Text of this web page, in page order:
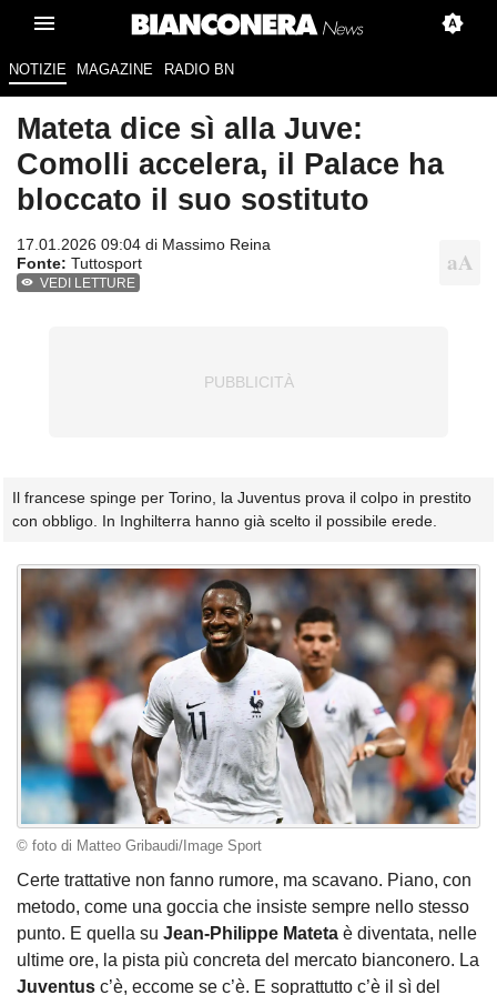
NOTIZIE MAGAZINE RADIO BN
Mateta dice sì alla Juve:
Comolli accelera, il Palace ha
bloccato il suo sostituto
17.01.2026 09:04 di Massimo Reina
Fonte: Tuttosport
VEDI LETTURE
Il francese spinge per Torino, la Juventus prova il colpo in prestito
con obbligo. In Inghilterra hanno già scelto il possibile erede.
© foto di Matteo Gribaudi/Image Sport
Certe trattative non fanno rumore, ma scavano. Piano, con
metodo, come una goccia che insiste sempre nello stesso
punto. E quella su Jean-Philippe Mateta è diventata, nelle
ultime ore, la pista più concreta del mercato bianconero. La
Juventus c’è, eccome se c’è. E soprattutto c’è il sì del